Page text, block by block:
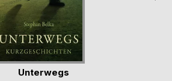
Unterwegs